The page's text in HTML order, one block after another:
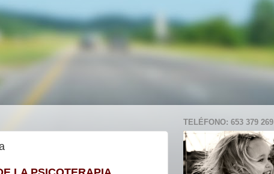
TELÉFONO: 653 379 269